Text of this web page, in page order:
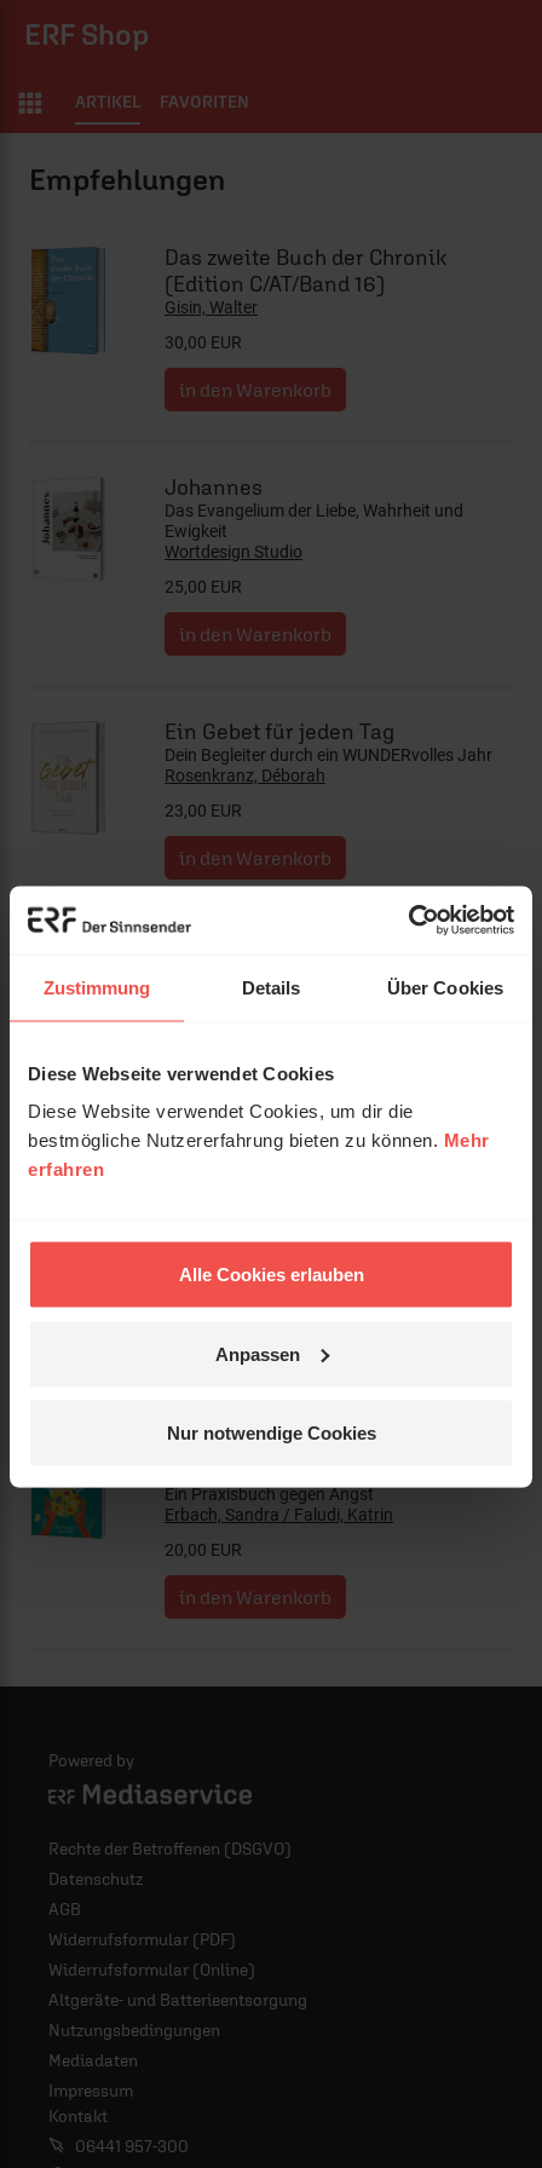
Zustimmung Details Über Cookies
Diese Webseite verwendet Cookies
Diese Website verwendet Cookies, um dir die
bestmögliche Nutzererfahrung bieten zu können. Mehr
erfahren
Alle Cookies erlauben
Anpassen
Nur notwendige Cookies
ERF Shop
ARTIKEL FAVORITEN
Das zweite Buch der Chronik
(Edition C/AT/Band 16)
Gisin, Walter
30,00 EUR
Johannes
Das Evangelium der Liebe, Wahrheit und
Ewigkeit
Wortdesign Studio
25,00 EUR
Ein Gebet für jeden Tag
Dein Begleiter durch ein WUNDERvolles Jahr
Rosenkranz, Déborah
23,00 EUR
Wie du deinem Gewicht das Gewicht nimmst
und deinem Leben mehr Leben gibst.
Rosenkranz, Déborah
des Lebens treu bleiben kannst.
Rosenkranz, Déborah
Heavenly Mental – Über Gott und
Ein Praxisbuch gegen Angst
Erbach, Sandra / Faludi, Katrin
20,00 EUR
Powered by
Logo - ERF Mediaservice
Rechte der Betroffenen (DSGVO)
Datenschutz
AGB
Widerrufsformular (PDF)
Widerrufsformular (Online)
Altgeräte- und Batterieentsorgung
Nutzungsbedingungen
Mediadaten
Impressum
Kontakt
06441 957-300